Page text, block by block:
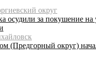
округ
осудили за покушение на
(Предгорный округ)